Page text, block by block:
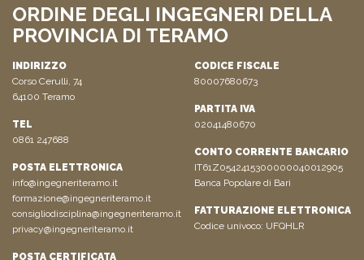
ORDINE DEGLI INGEGNERI DELLA
PROVINCIA DI TERAMO
INDIRIZZO
Corso Cerulli, 74
64100 Teramo
TEL
0861 247688
POSTA ELETTRONICA
info@ingegneriteramo.it
formazione@ingegneriteramo.it
consigliodisciplina@ingegneriteramo.it
privacy@ingegneriteramo.it
POSTA CERTIFICATA
CODICE FISCALE
80007680673
PARTITA IVA
02041480670
CONTO CORRENTE BANCARIO
IT61Z0542415300000040012905
Banca Popolare di Bari
FATTURAZIONE ELETTRONICA
Codice univoco: UFQHLR